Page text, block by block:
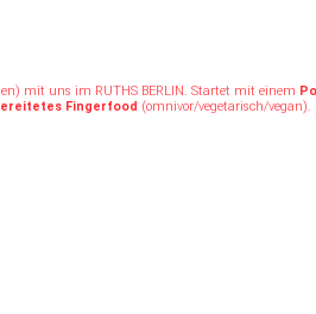
mit uns im RUTHS BERLIN. Startet mit einem
Fingerfood (omnivor/vegetarisch/